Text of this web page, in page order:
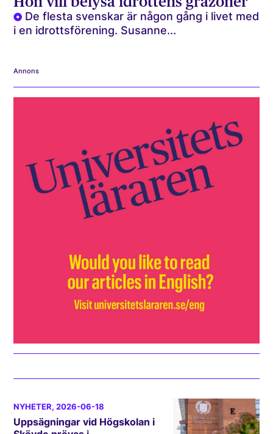
De flesta svenskar är någon gång i livet med
i en idrottsförening. Susanne...
Annons
NYHETER, 2026-06-18
Uppsägningar vid Högskolan i